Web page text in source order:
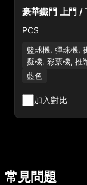
豪華鐵門 上門 /
PCS
籃球機, 彈珠機,
擬機, 彩票機, 推
藍色
加入對比
常見問題